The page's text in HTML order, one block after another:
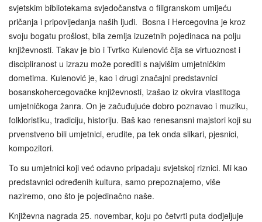
svjetskim bibliotekama svjedočanstva o filigranskom umijeću
pričanja i pripovijedanja naših ljudi. Bosna i Hercegovina je kroz
svoju bogatu prošlost, bila zemlja izuzetnih pojedinaca na polju
književnosti. Takav je bio i Tvrtko Kulenović čija se virtuoznost i
discipliranost u izrazu može porediti s najvišim umjetničkim
dometima. Kulenović je, kao i drugi značajni predstavnici
bosanskohercegovačke književnosti, izašao iz okvira vlastitoga
umjetničkoga žanra. On je začuđujuće dobro poznavao i muziku,
folkloristiku, tradiciju, historiju. Baš kao renesansni majstori koji su
prvenstveno bili umjetnici, erudite, pa tek onda slikari, pjesnici,
kompozitori.
To su umjetnici koji već odavno pripadaju svjetskoj riznici. Mi kao
predstavnici određenih kultura, samo prepoznajemo, više
naziremo, ono što je pojedinačno naše.
Književna nagrada 25. novembar, koju po četvrti puta dodjeljuje